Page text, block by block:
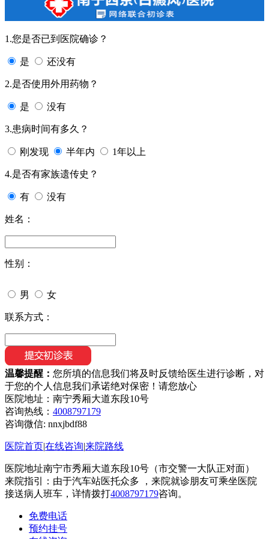
1.您是否已到医院确诊？
是 还没有
2.是否使用外用药物？
是 没有
3.患病时间有多久？
刚发现 半年内 1年以上
4.是否有家族遗传史？
有 没有
姓名：
性别：
男 女
联系方式：
温馨提醒： 您所填的信息我们将及时反馈给医生进行诊断，对
于您的个人信息我们承诺绝对保密！请您放心
医院地址：南宁秀厢大道东段10号
咨询热线： 4008797179
咨询微信: nnxjbdf88
医院首页|在线咨询|来院路线
医院地址南宁市秀厢大道东段10号（市交警一大队正对面）
来院指引：由于汽车站医托众多 ，来院就诊朋友可乘坐医院
接送病人班车，详情拨打4008797179咨询。
免费电话
预约挂号